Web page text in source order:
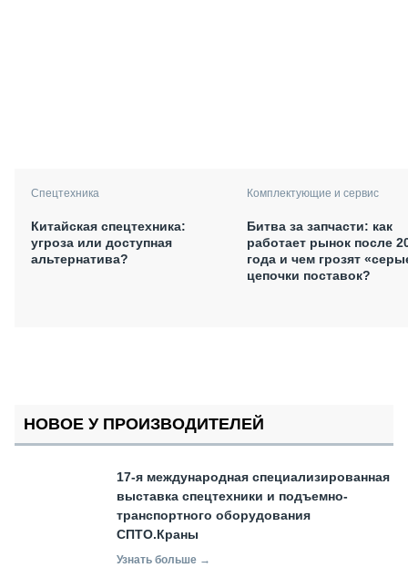
Спецтехника
Китайская спецтехника:
угроза или доступная
альтернатива?
Комплектующие и сервис
Битва за запчасти: как
работает рынок после
года и чем грозят
цепочки поставок?
НОВОЕ У ПРОИЗВОДИТЕЛЕЙ
17-я международная специализированная
выставка спецтехники и подъемно-
транспортного оборудования
СПТО.Краны
Узнать больше →